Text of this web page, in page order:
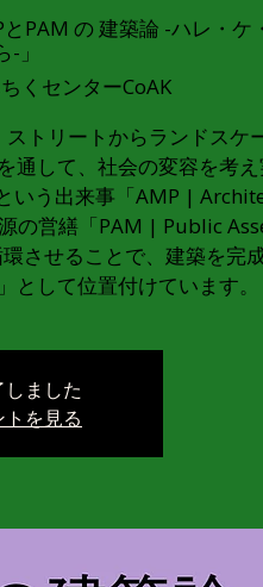
PAM の 建築論 -ハレ・
-」
くセンターCoAK
トリートからランドスケ
通して、社会の変容を考
いう出来事「AMP |
の営繕「PAM | Public
させることで、建築を完
して位置付けています。
ました
を見る